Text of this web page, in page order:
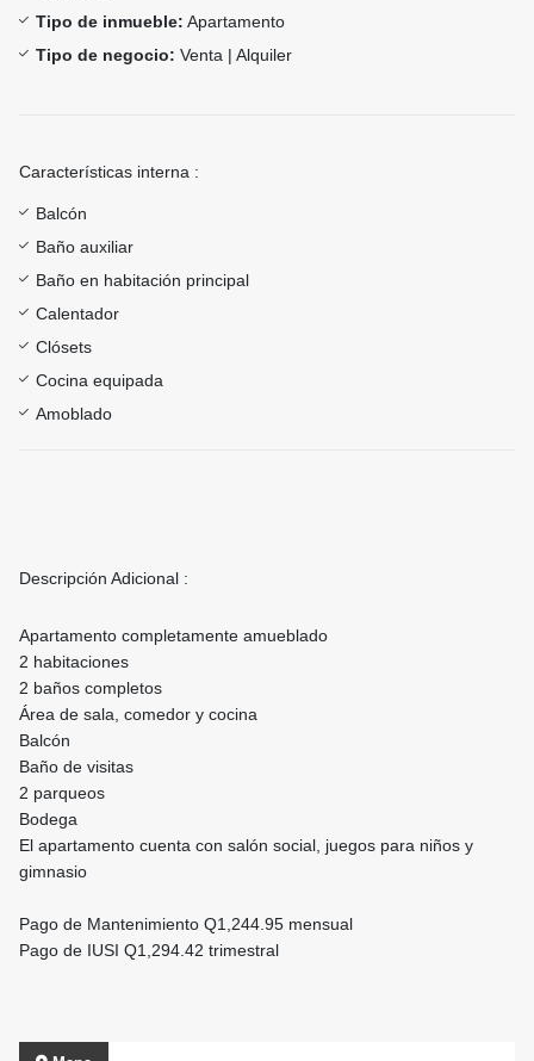
Tipo de inmueble: Apartamento
Tipo de negocio: Venta | Alquiler
Características interna :
Balcón
Baño auxiliar
Baño en habitación principal
Calentador
Clósets
Cocina equipada
Amoblado
Descripción Adicional :
Apartamento completamente amueblado
2 habitaciones
2 baños completos
Área de sala, comedor y cocina
Balcón
Baño de visitas
2 parqueos
Bodega
El apartamento cuenta con salón social, juegos para niños y
gimnasio
Pago de Mantenimiento Q1,244.95 mensual
Pago de IUSI Q1,294.42 trimestral